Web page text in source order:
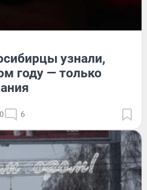
узнали,
году — только
6